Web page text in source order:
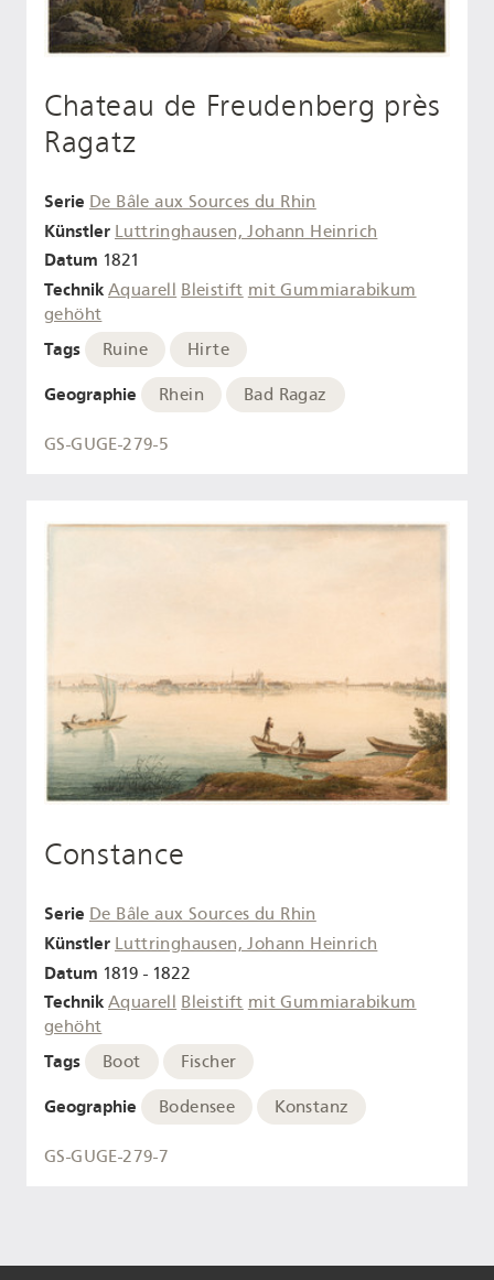
Chateau de Freudenberg près
Ragatz
Serie De Bâle aux Sources du Rhin
Künstler Luttringhausen, Johann Heinrich
Datum 1821
Technik Aquarell Bleistift mit Gummiarabikum
gehöht
Tags Ruine Hirte
Geographie Rhein Bad Ragaz
GS-GUGE-279-5
Constance
Serie De Bâle aux Sources du Rhin
Künstler Luttringhausen, Johann Heinrich
Datum 1819 - 1822
Technik Aquarell Bleistift mit Gummiarabikum
gehöht
Tags Boot Fischer
Geographie Bodensee Konstanz
GS-GUGE-279-7